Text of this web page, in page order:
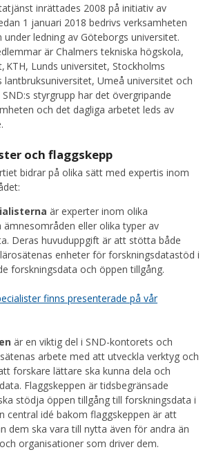
inrättades 2008 på initiativ av
1 januari 2018 bedrivs verksamheten
ledning av Göteborgs universitet.
är Chalmers tekniska högskola,
KTH, Lunds universitet, Stockholms
lantbruksuniversitet, Umeå universitet och
styrgrupp har det övergripande
och det dagliga arbetet leds av
och flaggskepp
bidrar på olika sätt med expertis inom
är experter inom olika
ämnesområden eller olika typer av
Deras huvuduppgift är att stötta både
enheter för forskningsdatastöd i
forskningsdata och öppen tillgång.
finns presenterade på vår
är en viktig del i SND-kontorets och
arbete med att utveckla verktyg och
forskare lättare ska kunna dela och
Flaggskeppen är tidsbegränsade
stödja öppen tillgång till forskningsdata i
central idé bakom flaggskeppen är att
dem ska vara till nytta även för andra än
organisationer som driver dem.